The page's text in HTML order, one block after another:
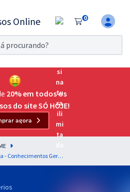
0
por 7 dias!
para o Exame da
para as principais
20% em todos os
do site SÓ HOJE!
agora
MME - Ministério de Minas e Energia - Conhecimentos Gerais para o Cargo de Administrador